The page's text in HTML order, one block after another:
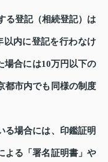
る登記（相続登記）は
以内に登記を行わなけ
場合には10万円以下の
都市内でも同様の制度
る場合には、印鑑証明
よる「署名証明書」や